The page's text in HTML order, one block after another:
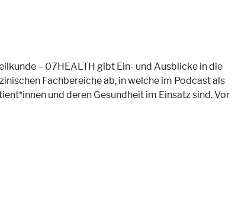
– 07HEALTH gibt Ein- und Ausblicke in die
Fachbereiche ab, in welche im Podcast als
und deren Gesundheit im Einsatz sind. Vor